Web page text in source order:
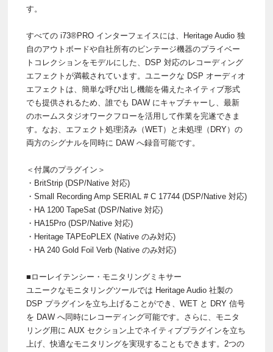
す。
すべての i73®PRO インターフェイスには、Heritage Audio 独
自のアウトボードや自社所有のビンテージ機器のプライベー
トコレクションをモデルにした、DSP 対応のレコーディング
エフェクトが満載されています。ユニークな DSP オーディオ
エフェクトは、簡単な呼び出し機能を備えたネイティブ形式
でも提供されるため、誰でも DAW にキャプチャーし、最新
のホームスタジオワークフローを活用して作業を完遂できま
す。なお、エフェクト処理済み（WET）と未処理（DRY）の
両方のシグナルを同時に DAW へ録音可能です。
＜付属のプラグイン＞
・BritStrip (DSP/Native 対応)
・Small Recording Amp SERIAL # C 17744 (DSP/Native 対応)
・HA 1200 TapeSat (DSP/Native 対応)
・HA15Pro (DSP/Native 対応)
・Heritage TAPEoPLEX (Native のみ対応)
・HA 240 Gold Foil Verb (Native のみ対応)
■ローレイテンシー・モニタリングミキサー
ユニークなモニタリングツールでは Heritage Audio 社製の
DSP プラグインを立ち上げることができ、WET と DRY 信号
を DAW へ同時にレコーディング可能です。さらに、モニタ
リング用に AUX セクション上でネイティブプラグインを立ち
上げ、快適なモニタリングを実現することもできます。2つの